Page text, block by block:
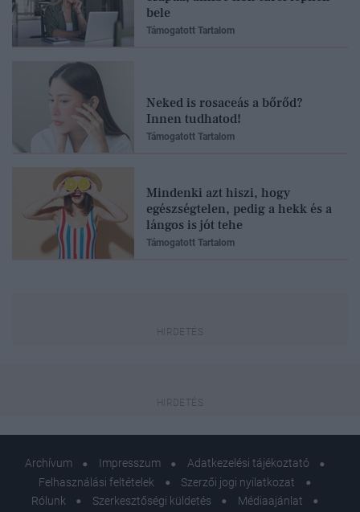
bele
Támogatott Tartalom
Neked is rosaceás a bőrőd?
Innen tudhatod!
Támogatott Tartalom
Mindenki azt hiszi, hogy
egészségtelen, pedig a hekk és a
lángos is jót tehe
Támogatott Tartalom
Archívum Impresszum
Adatkezelési tájékoztató
Felhasználási feltételek
Szerzői jogi nyilatkozat
Rólunk
Szerkesztőségi küldetés
Médiaajánlat